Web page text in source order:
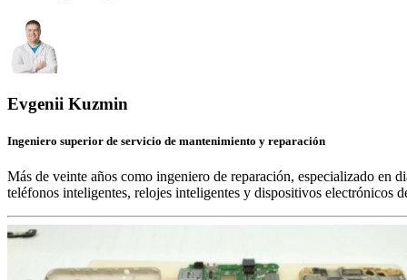
Evgenii Kuzmin
Ingeniero superior de servicio de mantenimiento y reparación
Más de veinte años como ingeniero de reparación, especializado en
teléfonos inteligentes, relojes inteligentes y dispositivos electrónicos